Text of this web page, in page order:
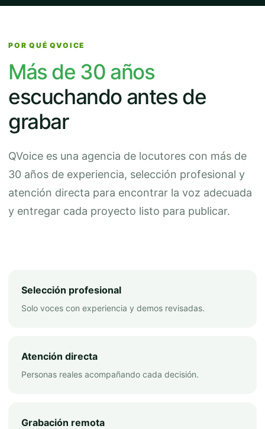
POR QUÉ QVOICE
Más de 30 años
escuchando antes de
grabar
QVoice es una agencia de locutores con más de
30 años de experiencia, selección profesional y
atención directa para encontrar la voz adecuada
y entregar cada proyecto listo para publicar.
Selección profesional
Solo voces con experiencia y demos revisadas.
Atención directa
Personas reales acompañando cada decisión.
Grabación remota